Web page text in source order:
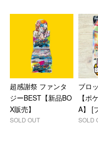
超感謝祭 ファンタ
ジーBEST【新品BO
X販売】
SOLD OUT
ブロ
【ポ
A】 [
SOLD